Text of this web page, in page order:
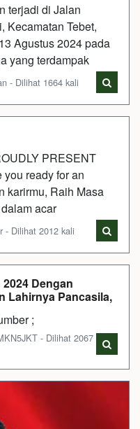
terjadi di Jalan
Kecamatan Tebet,
Agustus 2024 pada
yang terdampak
- Dilihat 1664 kali
PRESENT
ready for an
karirmu, Raih Masa
acar
- Dilihat 2012 kali
Dengan
Lahirnya Pancasila,
;
- Dilihat 2067